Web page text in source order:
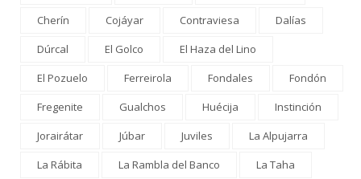
Cherín
Cojáyar Contraviesa
Dalías
Dúrcal
El Golco
El Haza del Lino
El Pozuelo
Ferreirola Fondales
Fondón
Fregenite
Gualchos Huécija
Instinción
Jorairátar
Júbar Juviles
La Alpujarra
La Rábita
La Rambla del Banco
La Taha